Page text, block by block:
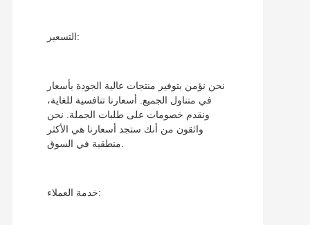
التسعير:
نحن نؤمن بتوفير منتجات عالية الجودة بأسعار
في متناول الجميع. أسعارنا تنافسية للغاية،
ونقدم خصومات على طلبات الجملة. نحن
واثقون من أنك ستجد أسعارنا هي الأكثر
خدمة العملاء: